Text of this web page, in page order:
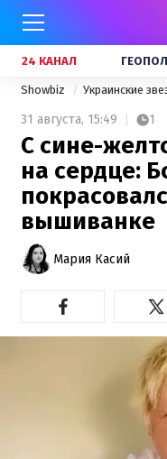
24 КАНАЛ
Showbiz Украинские
31 августа, 15:49 1
С сине-
на сердце:
вышиванке
Мария Касий